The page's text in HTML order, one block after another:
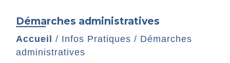
Démarches administratives
Accueil / Infos Pratiques / Démarches
administratives